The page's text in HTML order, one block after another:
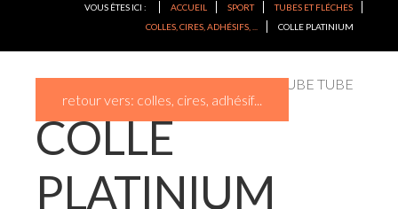
VOUS ÊTES ICI : ACCUEIL SPORT
TUBES ET FLÉCHES
COLLES, CIRES, ADHÉSIFS, ...
COLLE PLATINIUM
Lubrifiant pour flèches Easton
LUBE TUBE
retour vers: colles, cires, adhésif...
COLLE
PLATINIUM